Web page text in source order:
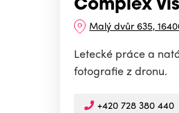
Complex
Malý dvůr 635,
Letecké práce a
fotografie z dronu.
+420 728 380 440